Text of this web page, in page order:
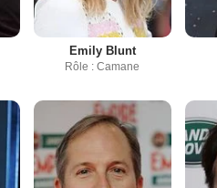
Emily Blunt
Rôle : Camane